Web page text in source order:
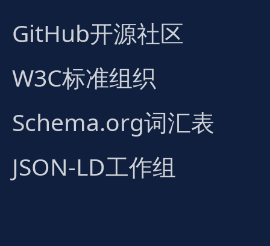
GitHub开源社区
W3C标准组织
Schema.org词汇表
JSON-LD工作组